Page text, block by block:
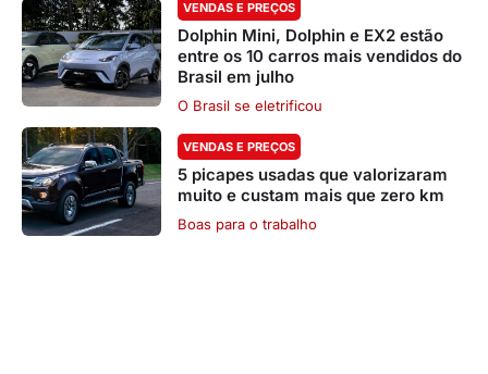
VENDAS E PREÇOS
Dolphin Mini, Dolphin e EX2 estão
entre os 10 carros mais vendidos do
Brasil em julho
O Brasil se eletrificou
VENDAS E PREÇOS
5 picapes usadas que valorizaram
muito e custam mais que zero km
Boas para o trabalho